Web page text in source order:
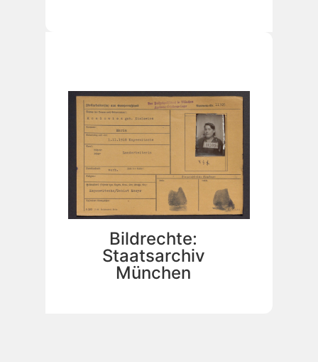
Bildrechte:
Staatsarchiv
München